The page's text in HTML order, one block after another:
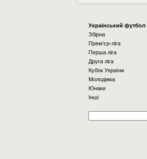
Українcький футбол
Збірна
Прем'єр-ліга
Перша ліга
Друга ліга
Кубок України
Молодіжка
Юнаки
Інші